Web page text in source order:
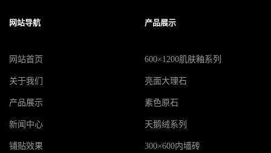
网站导航
网站首页
关于我们
产品展示
新闻中心
铺贴效果
产品展示
600×1200肌肤釉系列
亮面大理石
素色原石
天鹅绒系列
300×600内墙砖